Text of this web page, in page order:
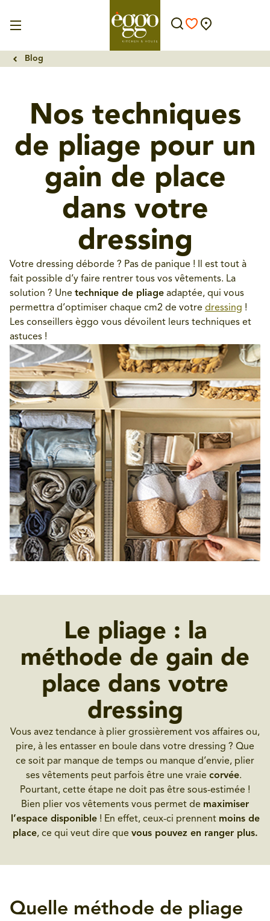
Blog
Nos techniques
de pliage pour un
gain de place
dans votre
dressing
Votre dressing déborde ? Pas de panique ! Il est tout à
fait possible d’y faire rentrer tous vos vêtements. La
solution ? Une technique de pliage adaptée, qui vous
permettra d’optimiser chaque cm2 de votre dressing !
Les conseillers èggo vous dévoilent leurs techniques et
astuces !
Le pliage : la
méthode de gain de
place dans votre
dressing
Vous avez tendance à plier grossièrement vos affaires ou,
pire, à les entasser en boule dans votre dressing ? Que
ce soit par manque de temps ou manque d’envie, plier
ses vêtements peut parfois être une vraie corvée.
Pourtant, cette étape ne doit pas être sous-estimée !
Bien plier vos vêtements vous permet de maximiser
l’espace disponible! En effet, ceux-ci prennent moins de
place, ce qui veut dire que vous pouvez en ranger plus.
Quelle méthode de pliage